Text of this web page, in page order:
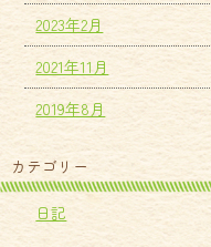
2023年2月
2021年11月
2019年8月
カテゴリー
日記